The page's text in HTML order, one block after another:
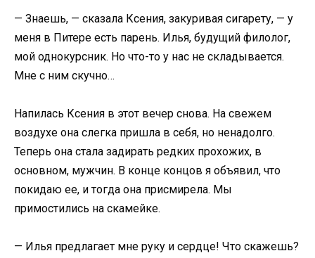
— Знаешь, — сказала Ксения, закуривая сигарету, — у
меня в Питере есть парень. Илья, будущий филолог,
мой однокурсник. Но что-то у нас не складывается.
Мне с ним скучно…
Напилась Ксения в этот вечер снова. На свежем
воздухе она слегка пришла в себя, но ненадолго.
Теперь она стала задирать редких прохожих, в
основном, мужчин. В конце концов я объявил, что
покидаю ее, и тогда она присмирела. Мы
примостились на скамейке.
— Илья предлагает мне руку и сердце! Что скажешь?